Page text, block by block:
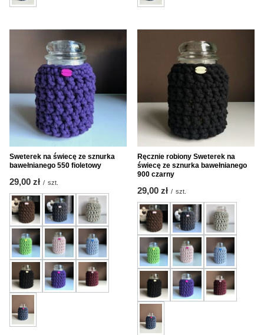
Sweterek na świecę ze sznurka
bawełnianego 550 fioletowy
29,00 zł / szt.
Ręcznie robiony Sweterek na
świecę ze sznurka bawełnianego
900 czarny
29,00 zł / szt.